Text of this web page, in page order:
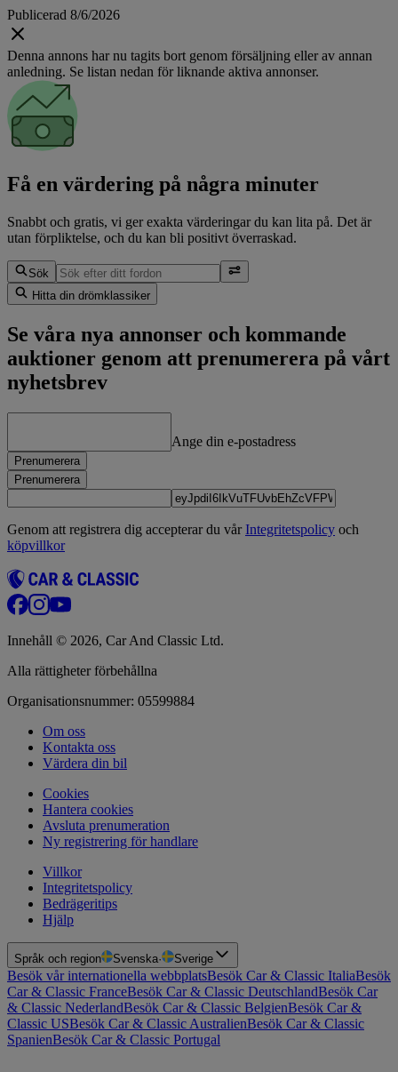
Publicerad 8/6/2026
Denna annons har nu tagits bort genom försäljning eller av annan
anledning. Se listan nedan för liknande aktiva annonser.
Få en värdering på några minuter
Snabbt och gratis, vi ger exakta värderingar du kan lita på. Det är
utan förpliktelse, och du kan bli positivt överraskad.
Sök
Hitta din drömklassiker
Se våra nya annonser och kommande
auktioner genom att prenumerera på vårt
nyhetsbrev
Ange din e-postadress
Prenumerera
Prenumerera
Genom att registrera dig accepterar du vårIntegritetspolicy och
köpvillkor
Innehåll © 2026, Car And Classic Ltd.
Alla rättigheter förbehållna
Organisationsnummer: 05599884
Om oss
Kontakta oss
Värdera din bil
Cookies
Hantera cookies
Avsluta prenumeration
Ny registrering för handlare
Villkor
Integritetspolicy
Bedrägeritips
Hjälp
Språk och region Svenska· Sverige
Besök vår internationella webbplatsBesök Car & Classic ItaliaBesök
Car & Classic FranceBesök Car & Classic DeutschlandBesök Car
& Classic NederlandBesök Car & Classic BelgienBesök Car &
Classic USBesök Car & Classic AustralienBesök Car & Classic
SpanienBesök Car & Classic Portugal